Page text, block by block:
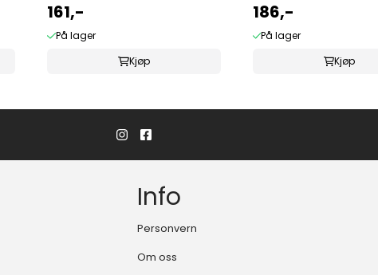
161,-
På lager
Kjøp
186,-
På lager
Kjøp
Info
Personvern
Om oss